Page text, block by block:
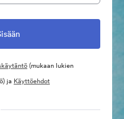
(mukaan lukien
ja Käyttöehdot